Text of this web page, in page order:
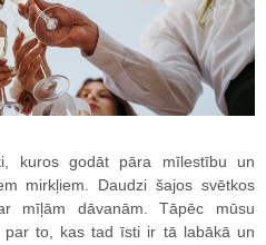
kuros godāt pāra mīlestību un
mirkļiem. Daudzi šajos svētkos
mīļām dāvanām. Tāpēc mūsu
par to, kas tad īsti ir tā labākā un